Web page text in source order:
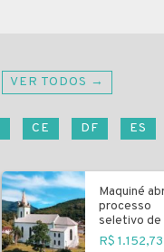
VER TODOS →
CE DF ES
Maquiné
processo
seletivo de
R$ 1.152,73